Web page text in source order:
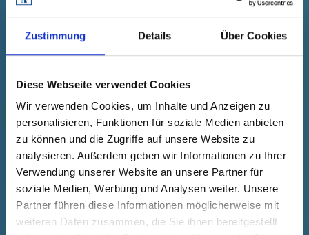
Zustimmung Details Über Cookies
Diese Webseite verwendet Cookies
Wir verwenden Cookies, um Inhalte und Anzeigen zu
personalisieren, Funktionen für soziale Medien anbieten
zu können und die Zugriffe auf unsere Website zu
analysieren. Außerdem geben wir Informationen zu Ihrer
Verwendung unserer Website an unsere Partner für
soziale Medien, Werbung und Analysen weiter. Unsere
Partner führen diese Informationen möglicherweise mit
weiteren Daten zusammen, die Sie ihnen bereitgestellt
Aveți nevoie de un element de protecție
din programul nostru standard? Solicitați
mostre pentru a testa și a selecta opțiuni.